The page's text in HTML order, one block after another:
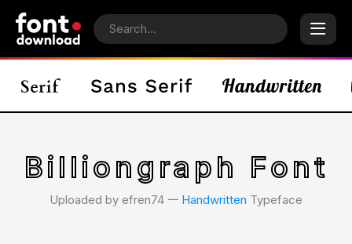
Billiongraph Font
Uploaded by efren74 𑁋 Handwritten Typeface